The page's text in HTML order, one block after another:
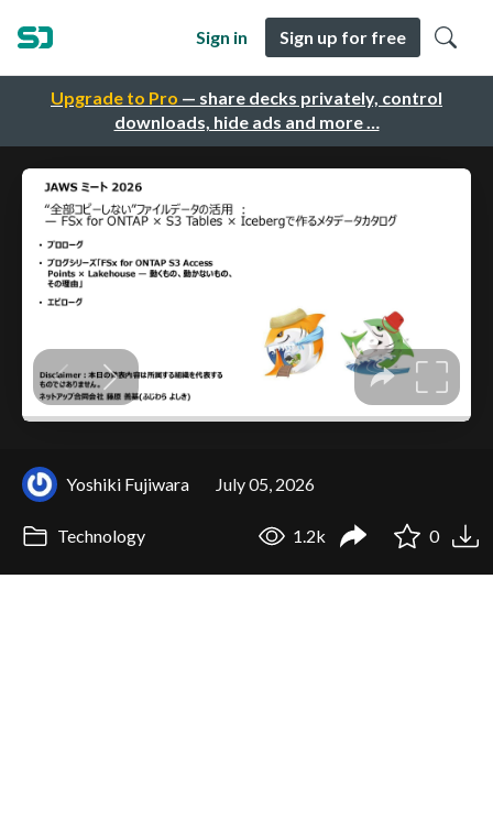
Upgrade to Pro — share decks privately, control
downloads, hide ads and more …
Sign in Sign up for free
Yoshiki Fujiwara July 05, 2026
Technology 1.2k 0